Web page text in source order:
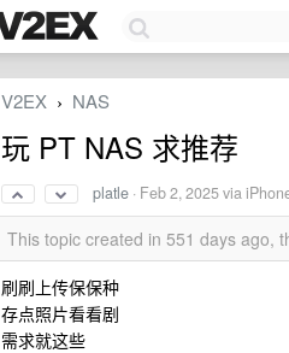
V2EX › NAS
玩 PT NAS 求推荐
platle · Feb 2, 2025via
This topic created in 551 days ago,
刷刷上传保保种
存点照片看看剧
需求就这些